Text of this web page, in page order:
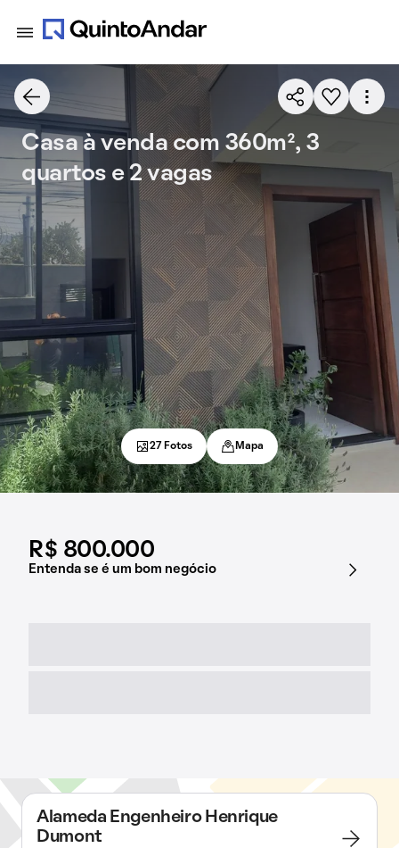
R$ 800.000
Entenda se é um bom negócio
Casa à venda com 360m², 3
quartos e 2 vagas
27 Fotos Mapa
Alameda Engenheiro Henrique
Dumont